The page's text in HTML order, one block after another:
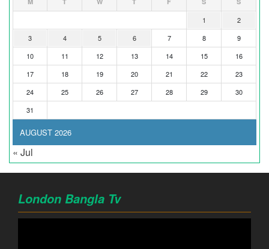
AUGUST 2026
1
2
3
4 5 6 7 8
9
10
11 12 13 14 15
16
17
18 19 20 21 22
23
24
25 26 27 28 29
30
31
« Jul
London Bangla Tv